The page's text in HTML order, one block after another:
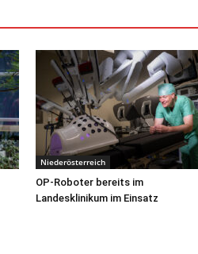
Niederösterreich
OP-Roboter bereits im
Landesklinikum im Einsatz